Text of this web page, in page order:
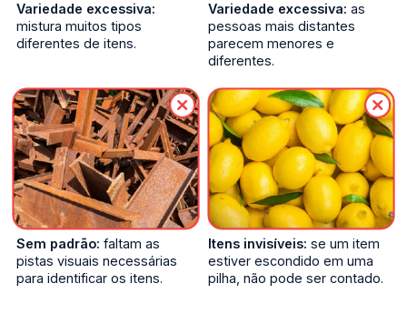
Variedade excessiva:
mistura muitos tipos
diferentes de itens.
Variedade excessiva: as
pessoas mais distantes
parecem menores e
diferentes.
Sem padrão: faltam as
pistas visuais necessárias
para identificar os itens.
Itens invisíveis: se um item
estiver escondido em uma
pilha, não pode ser contado.